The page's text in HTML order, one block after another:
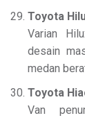
Toyota
Varian
desain
medan
Toyota
Van